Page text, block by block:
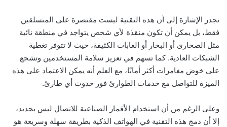
تجدر الإشارة إلى أن هذه التقنية ليست مقتصرة على المتسلقين
فقط، بل يمكن أن تكون منقذة لأي شخص يتواجد في منطقة نائية
مثل الصحارى أو البحار أو الغابات الكثيفة، حيث لا تتوفر تغطية
الشبكات العادية. كما تسهم في تعزيز سلامة المستخدمين وتشجع
على خوض مغامرات أكثر أمانًا، مع العلم أنه يمكن الاعتماد على هذه
الميزة للتواصل مع خدمات الطوارئ فور حدوث أي طارئ.
وعلى الرغم من أن استخدام الأقمار الصناعية للاتصال ليس بجديد،
إلا أن دمج هذه التقنية في الهواتف الذكية بطريقة سهلة وسريعة هو